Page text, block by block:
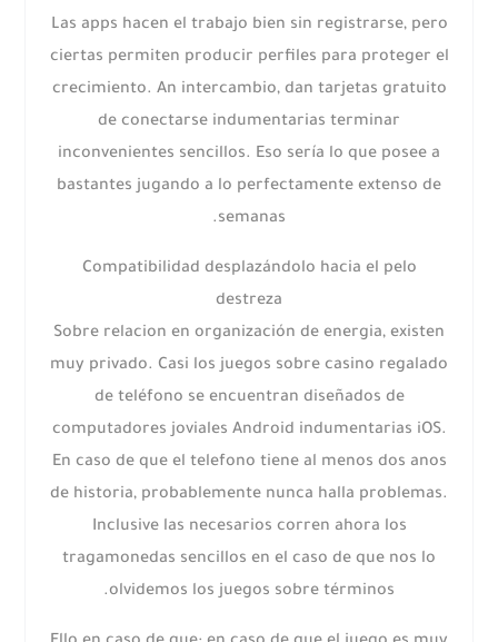
Las apps hacen el trabajo bien sin registrarse, pero
ciertas permiten producir perfiles para proteger el
crecimiento. An intercambio, dan tarjetas gratuito
de conectarse indumentarias terminar
inconvenientes sencillos. Eso serí­a lo que posee a
bastantes jugando a lo perfectamente extenso de
semanas.
Compatibilidad desplazándolo hacia el pelo
destreza
Sobre relacion en organización de energia, existen
muy privado. Casi los juegos sobre casino regalado
de teléfono se encuentran diseñados de
computadores joviales Android indumentarias iOS.
En caso de que el telefono tiene al menos dos anos
de historia, probablemente nunca halla problemas.
Inclusive las necesarios corren ahora los
tragamonedas sencillos en el caso de que nos lo
olvidemos los juegos sobre términos.